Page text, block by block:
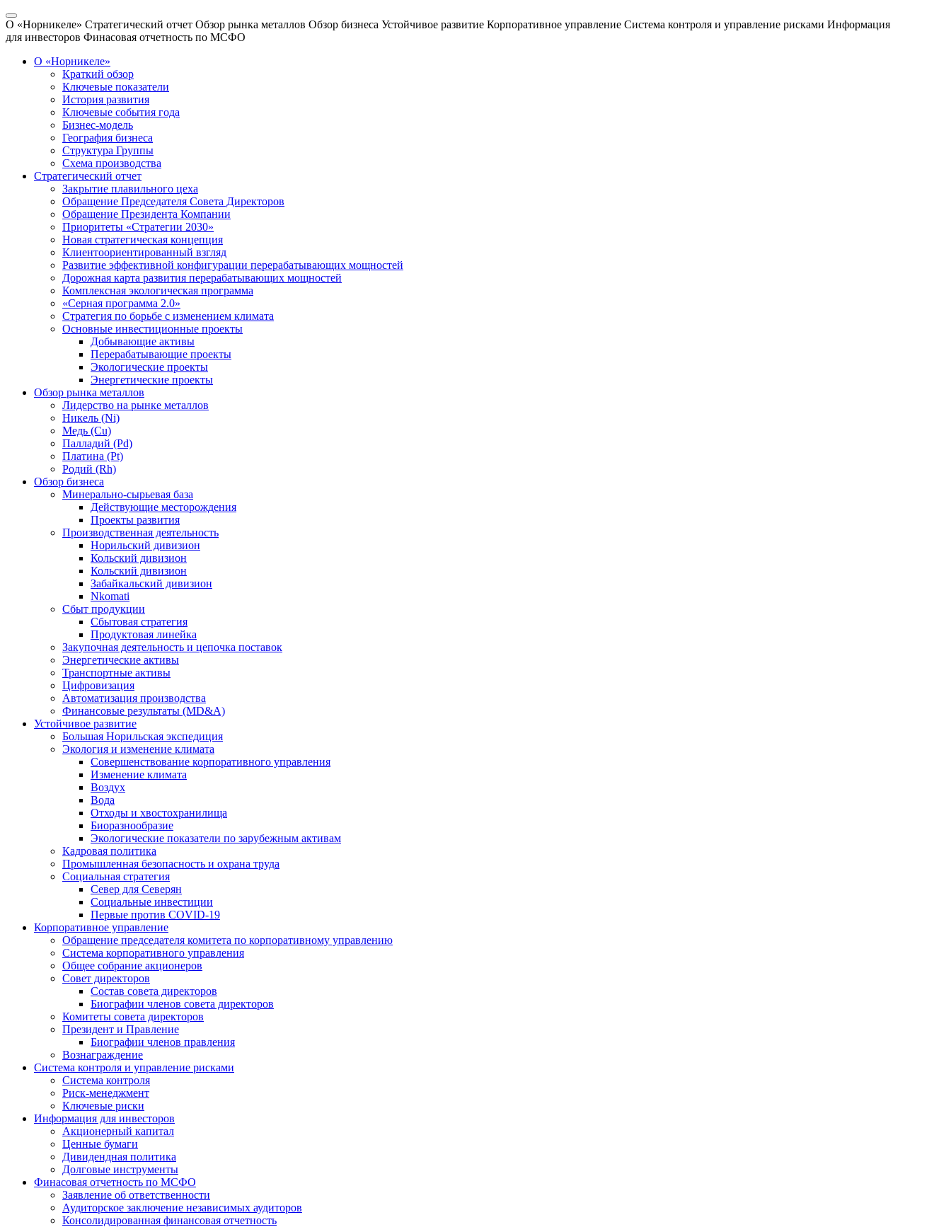
О «Норникеле» Стратегический отчет Обзор рынка металлов Обзор бизнеса Устойчивое развитие Корпоративное управление Система контроля и управление рисками Информация
для инвесторов Финасовая отчетность по МСФО
О «Норникеле»
Краткий обзор
Ключевые показатели
История развития
Ключевые события года
Бизнес-модель
География бизнеса
Структура Группы
Схема производства
Стратегический отчет
Закрытие плавильного цеха
Обращение Председателя Совета Директоров
Обращение Президента Компании
Приоритеты «Стратегии 2030»
Новая стратегическая концепция
Клиентоориентированный взгляд
Развитие эффективной конфигурации перерабатывающих мощностей
Дорожная карта развития перерабатывающих мощностей
Комплексная экологическая программа
«Серная программа 2.0»
Стратегия по борьбе с изменением климата
Основные инвестиционные проекты
Добывающие активы
Перерабатывающие проекты
Экологические проекты
Энергетические проекты
Обзор рынка металлов
Лидерство на рынке металлов
Никель (Ni)
Медь (Cu)
Палладий (Pd)
Платина (Pt)
Родий (Rh)
Обзор бизнеса
Минерально-сырьевая база
Действующие месторождения
Проекты развития
Производственная деятельность
Норильский дивизион
Кольский дивизион
Кольский дивизион
Забайкальский дивизион
Nkomati
Сбыт продукции
Сбытовая стратегия
Продуктовая линейка
Закупочная деятельность и цепочка поставок
Энергетические активы
Транспортные активы
Цифровизация
Автоматизация производства
Финансовые результаты (MD&A)
Устойчивое развитие
Большая Норильская экспедиция
Экология и изменение климата
Совершенствование корпоративного управления
Изменение климата
Воздух
Вода
Отходы и хвостохранилища
Биоразнообразие
Экологические показатели по зарубежным активам
Кадровая политика
Промышленная безопасность и охрана труда
Социальная стратегия
Север для Северян
Социальные инвестиции
Первые против COVID‑19
Корпоративное управление
Обращение председателя комитета по корпоративному управлению
Система корпоративного управления
Общее собрание акционеров
Совет директоров
Состав совета директоров
Биографии членов совета директоров
Комитеты совета директоров
Президент и Правление
Биографии членов правления
Вознаграждение
Система контроля и управление рисками
Система контроля
Риск-менеджмент
Ключевые риски
Информация для инвесторов
Акционерный капитал
Ценные бумаги
Дивидендная политика
Долговые инструменты
Финасовая отчетность по МСФО
Заявление об ответственности
Аудиторское заключение независимых аудиторов
Консолидированная финансовая отчетность